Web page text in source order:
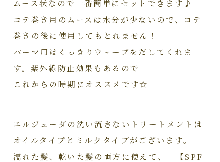
ムース状なので一番簡単にセットできます♪
コテ巻き用のムースは水分が少ないので、コテ
巻きの後に使用してもとれません！
パーマ用はくっきりウェーブをだしてくれま
す。紫外線防止効果もあるので
これからの時期にオススメです☆
エルジューダの洗い流さないトリートメントは
オイルタイプとミルクタイプがございます。
濡れた髪、乾いた髪の両方に使えて、 【SPF